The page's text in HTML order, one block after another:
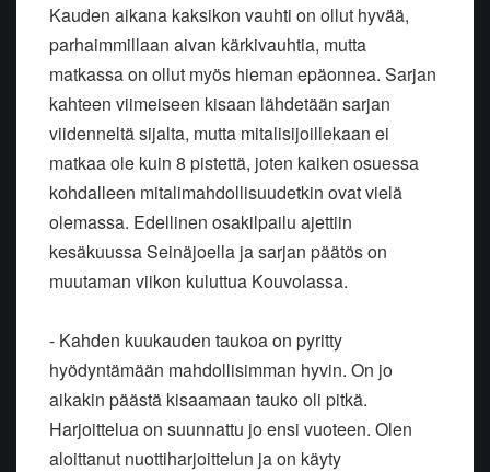
Kauden aikana kaksikon vauhti on ollut hyvää,
parhaimmillaan aivan kärkivauhtia, mutta
matkassa on ollut myös hieman epäonnea. Sarjan
kahteen viimeiseen kisaan lähdetään sarjan
viidenneltä sijalta, mutta mitalisijoillekaan ei
matkaa ole kuin 8 pistettä, joten kaiken osuessa
kohdalleen mitalimahdollisuudetkin ovat vielä
olemassa. Edellinen osakilpailu ajettiin
kesäkuussa Seinäjoella ja sarjan päätös on
muutaman viikon kuluttua Kouvolassa.
- Kahden kuukauden taukoa on pyritty
hyödyntämään mahdollisimman hyvin. On jo
aikakin päästä kisaamaan tauko oli pitkä.
Harjoittelua on suunnattu jo ensi vuoteen. Olen
aloittanut nuottiharjoittelun ja on käyty